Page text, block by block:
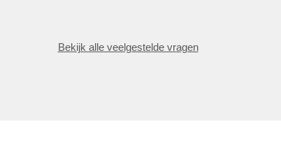
Bekijk alle veelgestelde vragen